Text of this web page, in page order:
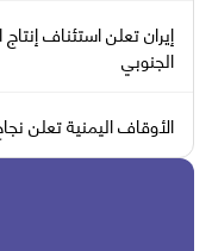
إيران تعلن استئناف
الجنوبي
الأوقاف اليمنية تعلن نجاح